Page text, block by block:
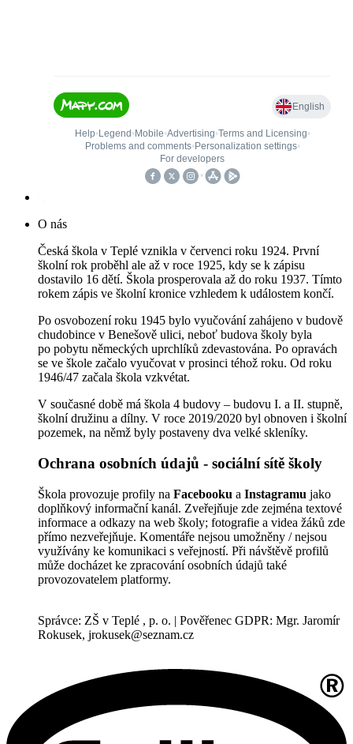
O nás
Česká škola v Teplé vznikla v červenci roku 1924. První
školní rok proběhl ale až v roce 1925, kdy se k zápisu
dostavilo 16 dětí. Škola prosperovala až do roku 1937. Tímto
rokem zápis ve školní kronice vzhledem k událostem končí.
Po osvobození roku 1945 bylo vyučování zahájeno v budově
chudobince v Benešově ulici, neboť budova školy byla
po pobytu německých uprchlíků zdevastována. Po opravách
se ve škole začalo vyučovat v prosinci téhož roku. Od roku
1946/47 začala škola vzkvétat.
V současné době má škola 4 budovy – budovu I. a II. stupně,
školní družinu a dílny. V roce 2019/2020 byl obnoven i školní
pozemek, na němž byly postaveny dva velké skleníky.
Ochrana osobních údajů - sociální sítě školy
Škola provozuje profily na Facebooku a Instagramu jako
doplňkový informační kanál. Zveřejňuje zde zejména textové
informace a odkazy na web školy; fotografie a videa žáků zde
přímo nezveřejňuje. Komentáře nejsou umožněny / nejsou
využívány ke komunikaci s veřejností. Při návštěvě profilů
může docházet ke zpracování osobních údajů také
provozovatelem platformy.
Správce: ZŠ v Teplé , p. o. | Pověřenec GDPR: Mgr. Jaromír
Rokusek, jrokusek@seznam.cz